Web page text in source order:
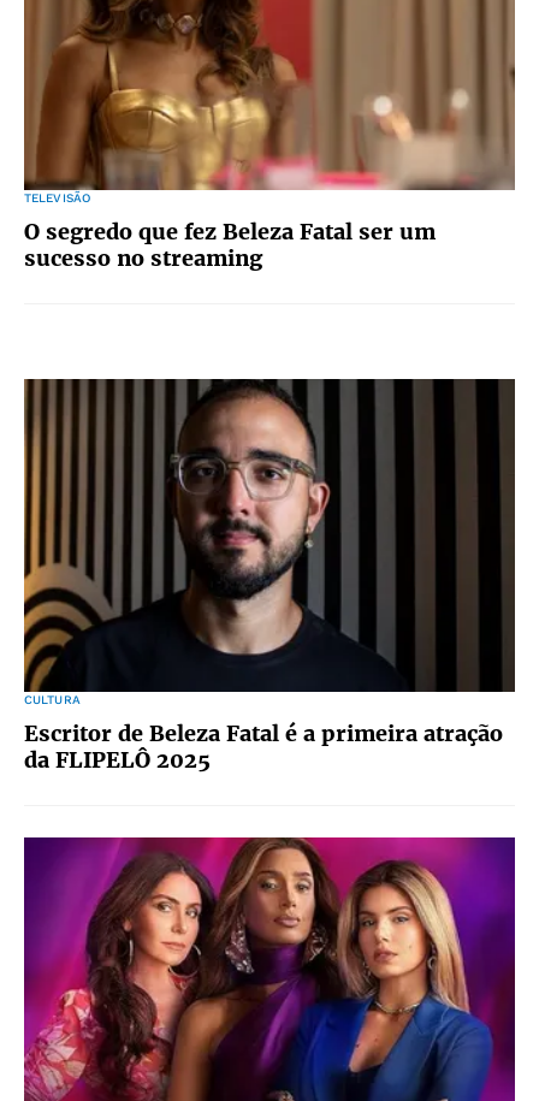
TELEVISÃO
O segredo que fez Beleza Fatal ser um
sucesso no streaming
CULTURA
Escritor de Beleza Fatal é a primeira atração
da FLIPELÔ 2025